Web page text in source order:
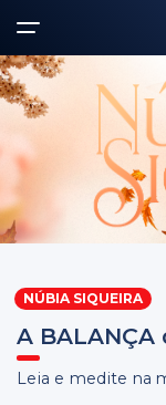
NÚBIA SIQUEIRA
A
Leia e medite na